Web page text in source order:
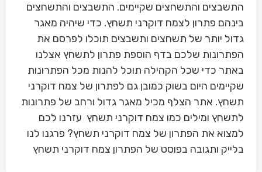
התשבצים והתשחצים שקיימים. התשבצים והתשחצים
בינהם פתרון לצמח דוקרני תשחץ. כדי שיהיה מאגר
גדול יותר של תשחצים ותשבצים תוכלו לפרסם את
הפתרונות שלכם בדף הוספת פתרון לתשחץ אצלנו
באתר כדי שכל הקהילה תוכל להנות מכל הפתרונות
שקיימים היום בשוק כמובן גם לפתרון של צמח דוקרני
תשחץ. אתר הצלף מכיל מאגר גדול ורחב של פתרונות
לתשחץ ומילים כמו צמח דוקרני תשחץ עזרנו לכם
למצוא את הפתרון של צמח דוקרני תשחץ? פרגנו לנו
בלייק ותגובה בפוסט של הפתרון צמח דוקרני תשחץ